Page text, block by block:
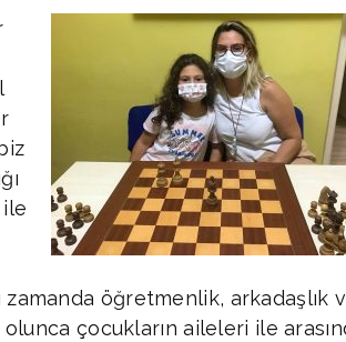
ile
öğretmenlik, arkadaşlık
çocukların aileleri ile